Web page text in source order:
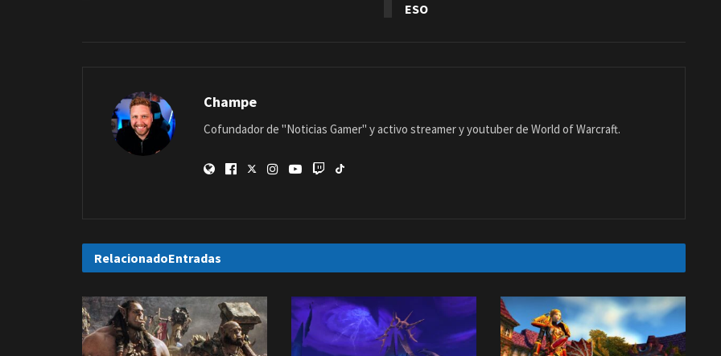
ESO
Champe
Cofundador de "Noticias Gamer" y activo streamer y youtuber de World of Warcraft.
RelacionadoEntradas